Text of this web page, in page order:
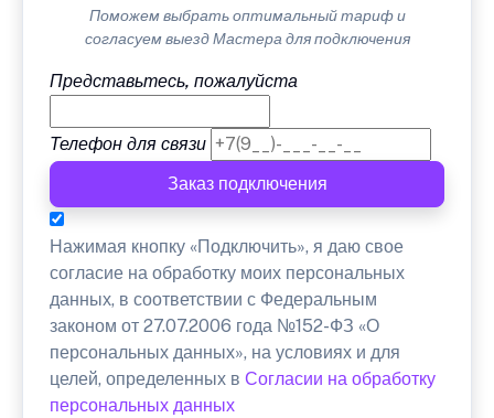
Поможем выбрать оптимальный тариф и
согласуем выезд Мастера для подключения
Представьтесь, пожалуйста
Телефон для связи
Заказ подключения
Нажимая кнопку «Подключить», я даю свое
согласие на обработку моих персональных
данных, в соответствии с Федеральным
законом от 27.07.2006 года №152-ФЗ «О
персональных данных», на условиях и для
целей, определенных в Согласии на обработку
персональных данных